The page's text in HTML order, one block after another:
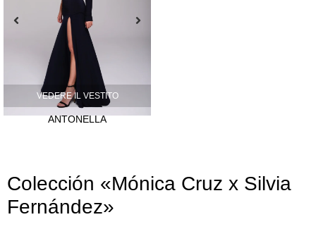
VEDERE IL VESTITO
ANTONELLA
Colección «Mónica Cruz x Silvia
Fernández»